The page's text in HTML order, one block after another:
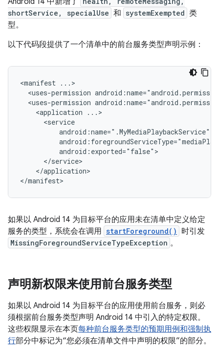
shortService, specialUse 和 systemExempted 类
型。
以下代码段提供了一个清单中的前台服务类型声明示例：
<manifest
<uses-permission
<uses-permission
<application
</application>
如果以 Android 14 为目标平台的应用未在清单中定义给定
服务的类型，系统会在调用 startForeground() 时引发
MissingForegroundServiceTypeException 。
声明新权限来使用前台服务类型
如果以 Android 14 为目标平台的应用使用前台服务，则必
须根据前台服务类型声明 Android 14 中引入的特定权限。
这些权限显示在本页每种前台服务类型的预期用例和强制执
行部分中标记为“您必须在清单文件中声明的权限”的部分。